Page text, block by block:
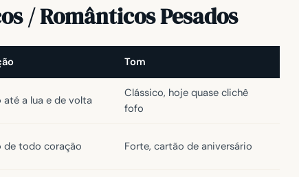
/ Românticos Pesados
Tom
até a lua e de volta
Clássico, hoje quase clichê
fofo
de todo coração Forte, cartão de aniversário